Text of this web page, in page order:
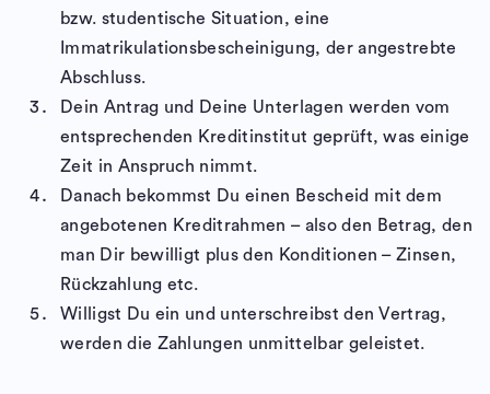
bzw. studentische Situation, eine
Immatrikulationsbescheinigung, der angestrebte
Abschluss.
Dein Antrag und Deine Unterlagen werden vom
entsprechenden Kreditinstitut geprüft, was einige
Zeit in Anspruch nimmt.
Danach bekommst Du einen Bescheid mit dem
angebotenen Kreditrahmen – also den Betrag, den
man Dir bewilligt plus den Konditionen – Zinsen,
Rückzahlung etc.
Willigst Du ein und unterschreibst den Vertrag,
werden die Zahlungen unmittelbar geleistet.